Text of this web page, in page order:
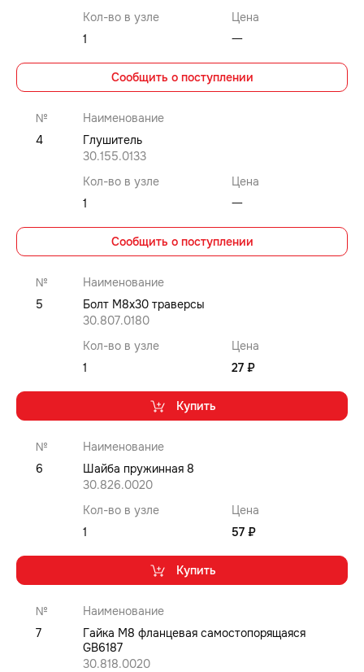
Кол-во в узле
Цена
1
⼀
Сообщить о поступлении
№
Наименование
4
Глушитель
30.155.0133
Кол-во в узле
Цена
1
⼀
Сообщить о поступлении
№
Наименование
5
Болт M8x30 траверсы
30.807.0180
Кол-во в узле
Цена
1
27 ₽
Купить
№
Наименование
6
Шайба пружинная 8
30.826.0020
Кол-во в узле
Цена
1
57 ₽
Купить
№
Наименование
7
Гайка M8 фланцевая самостопорящаяся
GB6187
30.818.0020